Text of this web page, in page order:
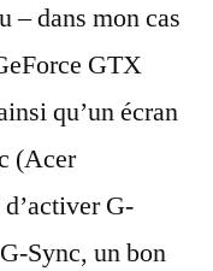
– dans mon cas
GTX
qu’un écran
(Acer
G-
Sync, un bon